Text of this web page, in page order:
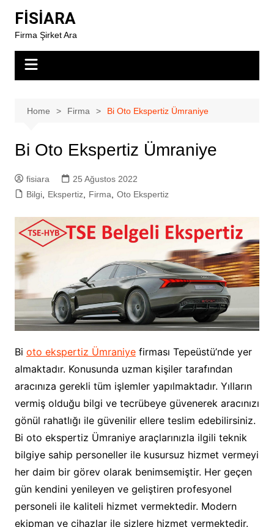
content
FİSİARA
Firma Şirket Ara
Home Firma Bi Oto Ekspertiz Ümraniye
Bi Oto Ekspertiz Ümraniye
fisiara
25 Ağustos 2022
Bilgi, Ekspertiz, Firma Oto Ekspertiz
Bi oto ekspertiz Ümraniyefirması Tepeüstü’nde yer
almaktadır. Konusunda uzman kişiler tarafından
aracınıza gerekli tüm işlemler yapılmaktadır. Yılların
vermiş olduğu bilgi ve tecrübeye güvenerek aracınızı
gönül rahatlığı ile güvenilir ellere teslim edebilirsiniz.
Bi oto ekspertiz Ümraniye araçlarınızla ilgili teknik
bilgiye sahip personeller ile kusursuz hizmet vermeyi
her daim bir görev olarak benimsemiştir. Her geçen
gün kendini yenileyen ve geliştiren profesyonel
personeli ile kaliteli hizmet vermektedir. Modern
ekipman ve cihazlar ile sizlere hizmet vermektedir.